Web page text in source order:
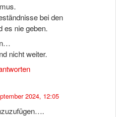
bei den
es nie geben.
nicht weiter.
2024, 12:05